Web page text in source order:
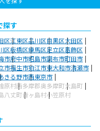
探す
区江東区品川区目黒区大田区
区板橋区練馬区足立区葛飾区
市府中市昭島市調布市町田市
市福生市狛江市東大和市清瀬市
きる野市西東京市
原村西多摩郡奥多摩町大島町
八丈町青ヶ島村小笠原村